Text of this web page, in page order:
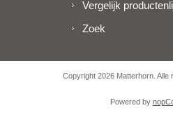
Vergelijk
Zoek
Copyright 2026 Matterhorn. Alle
Powered by